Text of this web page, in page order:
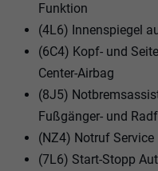
Funktion
(4L6) Innenspiegel
(6C4) Kopf- und
Center-Airbag
(8J5)
Fußgänger- und
(NZ4) Notruf Service
(7L6) Start-Stopp